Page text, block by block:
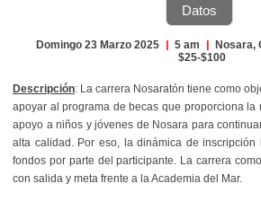
Datos
Domingo 23 Marzo 2025 | 5 am | Nosara,
$25-$100
Descripción: La carrera Nosaratón tiene como
apoyar al programa de becas que proporciona la
apoyo a niños y jóvenes de Nosara para
alta calidad. Por eso, la dinámica de
fondos por parte del participante. La carrera
con salida y meta frente a la Academia del Mar.